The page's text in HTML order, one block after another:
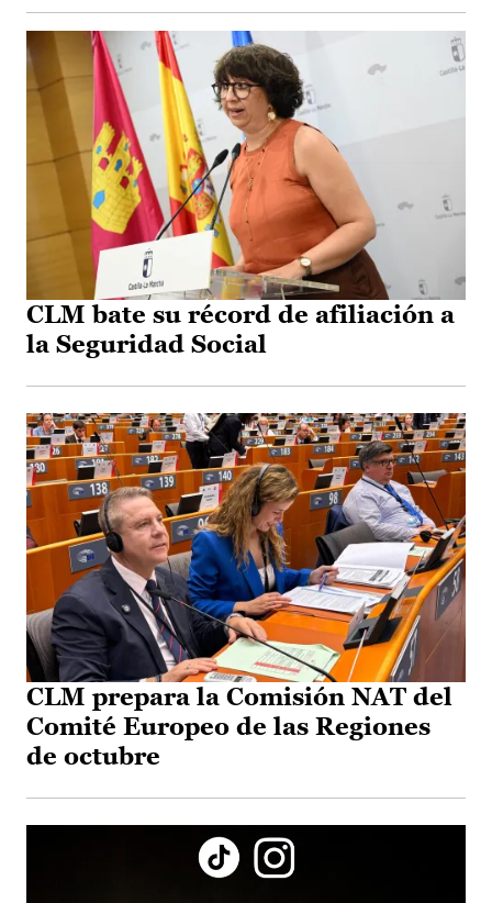
CLM bate su récord de afiliación a
la Seguridad Social
CLM prepara la Comisión NAT del
Comité Europeo de las Regiones
de octubre